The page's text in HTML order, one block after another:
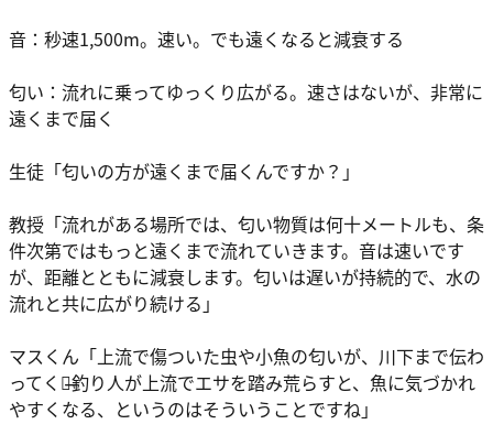
音：秒速1,500m。速い。でも遠くなると減衰する
匂い：流れに乗ってゆっくり広がる。速さはないが、非常に
遠くまで届く
生徒「匂いの方が遠くまで届くんですか？」
教授「流れがある場所では、匂い物質は何十メートルも、条
件次第ではもっと遠くまで流れていきます。音は速いです
が、距離とともに減衰します。匂いは遅いが持続的で、水の
流れと共に広がり続ける」
マスくん「上流で傷ついた虫や小魚の匂いが、川下まで伝わ
ってくる̶̶釣り人が上流でエサを踏み荒らすと、魚に気づかれ
やすくなる、というのはそういうことですね」